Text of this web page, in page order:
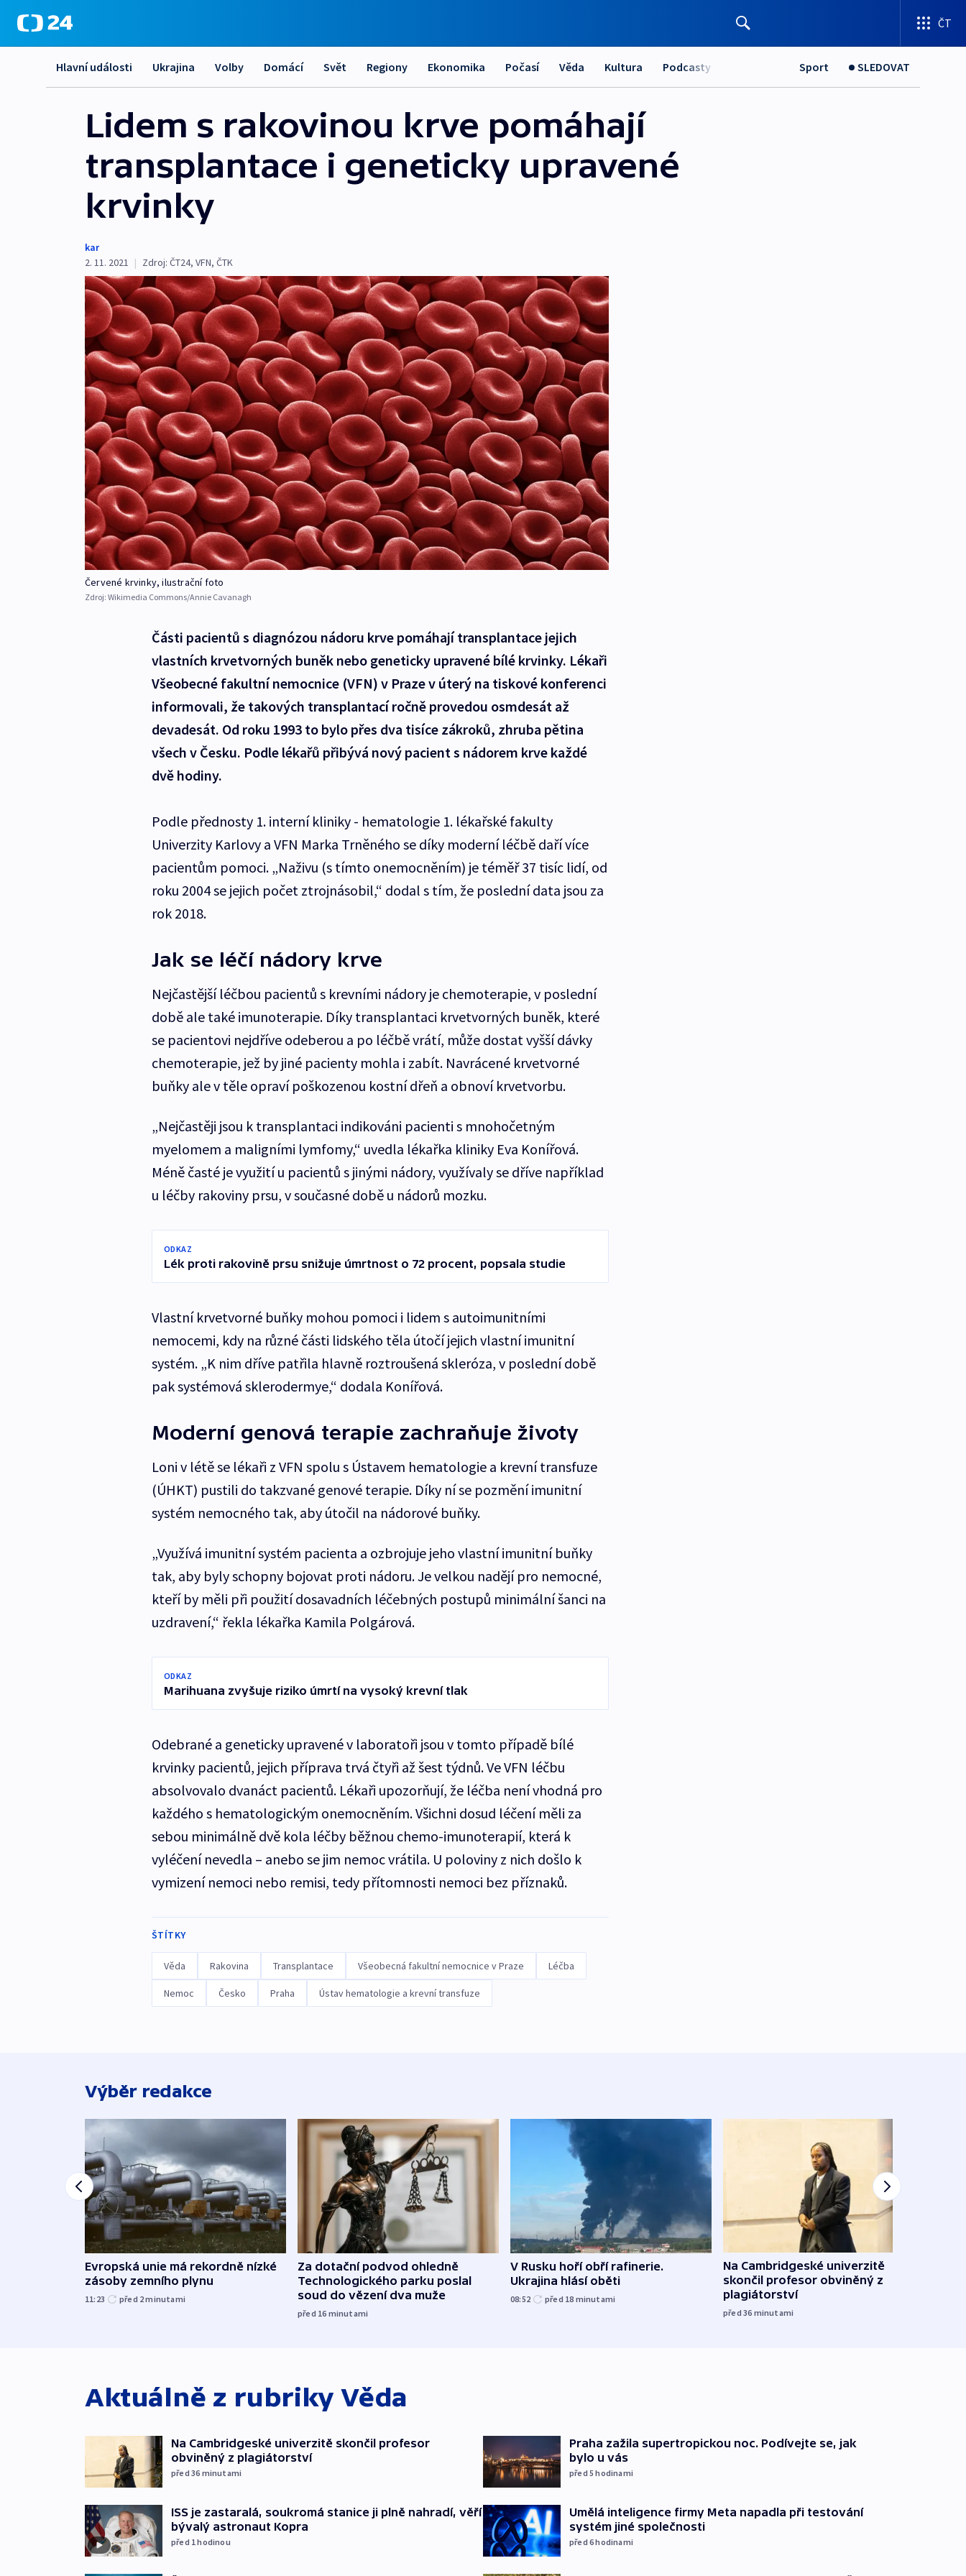
ČT
Hlavní události Ukrajina Volby Domácí Svět Regiony Ekonomika Počasí Věda Kultura Podcasty Sport SLEDOVAT
Lidem s rakovinou krve pomáhají
transplantace i geneticky upravené
krvinky
kar
2. 11. 2021 | Zdroj: ČT24, VFN, ČTK
Červené krvinky, ilustrační foto
Zdroj: Wikimedia Commons/Annie Cavanagh
Části pacientů s diagnózou nádoru krve pomáhají transplantace jejich
vlastních krvetvorných buněk nebo geneticky upravené bílé krvinky. Lékaři
Všeobecné fakultní nemocnice (VFN) v Praze v úterý na tiskové konferenci
informovali, že takových transplantací ročně provedou osmdesát až
devadesát. Od roku 1993 to bylo přes dva tisíce zákroků, zhruba pětina
všech v Česku. Podle lékařů přibývá nový pacient s nádorem krve každé
dvě hodiny.
Podle přednosty 1. interní kliniky - hematologie 1. lékařské fakulty
Univerzity Karlovy a VFN Marka Trněného se díky moderní léčbě daří více
pacientům pomoci. „Naživu (s tímto onemocněním) je téměř 37 tisíc lidí, od
roku 2004 se jejich počet ztrojnásobil,“ dodal s tím, že poslední data jsou za
rok 2018.
Jak se léčí nádory krve
Nejčastější léčbou pacientů s krevními nádory je chemoterapie, v poslední
době ale také imunoterapie. Díky transplantaci krvetvorných buněk, které
se pacientovi nejdříve odeberou a po léčbě vrátí, může dostat vyšší dávky
chemoterapie, jež by jiné pacienty mohla i zabít. Navrácené krvetvorné
buňky ale v těle opraví poškozenou kostní dřeň a obnoví krvetvorbu.
„Nejčastěji jsou k transplantaci indikováni pacienti s mnohočetným
myelomem a maligními lymfomy,“ uvedla lékařka kliniky Eva Konířová.
Méně časté je využití u pacientů s jinými nádory, využívaly se dříve například
u léčby rakoviny prsu, v současné době u nádorů mozku.
ODKAZ
Lék proti rakovině prsu snižuje úmrtnost o 72 procent, popsala studie
Vlastní krvetvorné buňky mohou pomoci i lidem s autoimunitními
nemocemi, kdy na různé části lidského těla útočí jejich vlastní imunitní
systém. „K nim dříve patřila hlavně roztroušená skleróza, v poslední době
pak systémová sklerodermye,“ dodala Konířová.
Moderní genová terapie zachraňuje životy
Loni v létě se lékaři z VFN spolu s Ústavem hematologie a krevní transfuze
(ÚHKT) pustili do takzvané genové terapie. Díky ní se pozmění imunitní
systém nemocného tak, aby útočil na nádorové buňky.
„Využívá imunitní systém pacienta a ozbrojuje jeho vlastní imunitní buňky
tak, aby byly schopny bojovat proti nádoru. Je velkou nadějí pro nemocné,
kteří by měli při použití dosavadních léčebných postupů minimální šanci na
uzdravení,“ řekla lékařka Kamila Polgárová.
ODKAZ
Marihuana zvyšuje riziko úmrtí na vysoký krevní tlak
Odebrané a geneticky upravené v laboratoři jsou v tomto případě bílé
krvinky pacientů, jejich příprava trvá čtyři až šest týdnů. Ve VFN léčbu
absolvovalo dvanáct pacientů. Lékaři upozorňují, že léčba není vhodná pro
každého s hematologickým onemocněním. Všichni dosud léčení měli za
sebou minimálně dvě kola léčby běžnou chemo-imunoterapií, která k
vyléčení nevedla – anebo se jim nemoc vrátila. U poloviny z nich došlo k
vymizení nemoci nebo remisi, tedy přítomnosti nemoci bez příznaků.
ŠTÍTKY
Věda Rakovina Transplantace Všeobecná fakultní nemocnice v Praze Léčba
Nemoc Česko Praha Ústav hematologie a krevní transfuze
Výběr redakce
Evropská unie má rekordně nízké
zásoby zemního plynu
11:23 před 2minutami
Za dotační podvod ohledně
Technologického parku poslal
soud do vězení dva muže
před 16 minutami
V Rusku hoří obří rafinerie.
Ukrajina hlásí oběti
08:52 před 18 minutami
Na Cambridgeské univerzitě
skončil profesor obviněný z
plagiátorství
před 36 minutami
Aktuálně z rubrikyVěda
Na Cambridgeské univerzitě skončil profesor
obviněný z plagiátorství
před 36 minutami
ISS je zastaralá, soukromá stanice ji plně nahradí, věří
bývalý astronaut Kopra
před 1hodinou
Praha zažila supertropickou noc. Podívejte se, jak
bylo u vás
před 5hodinami
Umělá inteligence firmy Meta napadla při testování
systém jiné společnosti
před 6hodinami